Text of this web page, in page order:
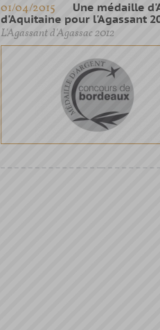
01/04/2015
Une médaille
d'Aquitaine pour l'Agassant
L'Agassant d'Agassac 2012